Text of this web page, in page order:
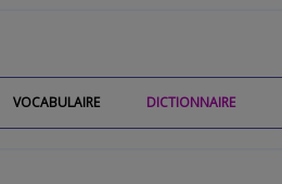
DICTIONNAIRE
VOCABULAIRE